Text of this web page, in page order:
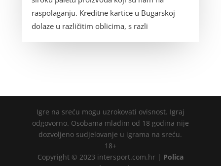
raspolaganju. Kreditne kartice u Bugarskoj
dolaze u različitim oblicima, s razli
Igre na sreću mogu uzrokovati ovisnost. Igraj
odgovorno. Osobama mlađim od 18 godina nije
dozvoljeno sudjelovanje u igrama na sreću.
18+
Copyright © 2023 intersport.com.hr | Polica